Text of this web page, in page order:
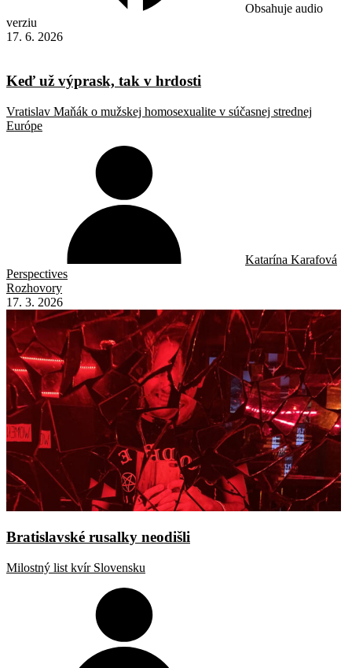
Obsahuje audio
verziu
17. 6. 2026
Keď už výprask, tak v hrdosti
Vratislav Maňák o mužskej homosexualite v súčasnej strednej
Európe
Katarína Karafová
Perspectives
Rozhovory
17. 3. 2026
Bratislavské rusalky neodišli
Milostný list kvír Slovensku